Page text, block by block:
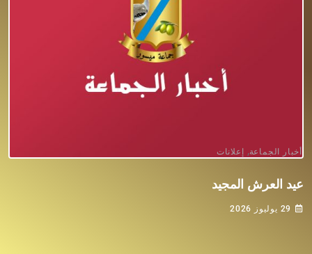
أخبار الجماعة, إعلانات
عيد العرش المجيد
29 يوليوز 2026